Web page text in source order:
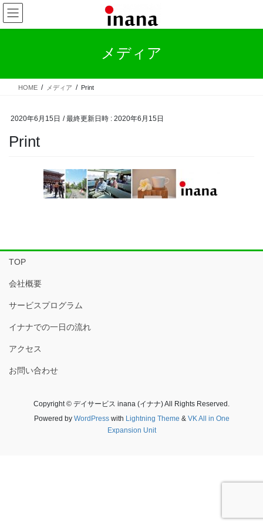
コ
ン
テ
ス
ナ
ビ
ゲ
ン
メディア
HOME メディア Print
2020年6月15日 / 最終更新日時 : 2020年6月15日
Print
TOP
会社概要
サービスプログラム
イナナでの一日の流れ
アクセス
お問い合わせ
Copyright © デイサービス inana (イナナ) All Rights Reserved.
Powered by WordPresswith Lightning Theme & VK All in One
Expansion Unit